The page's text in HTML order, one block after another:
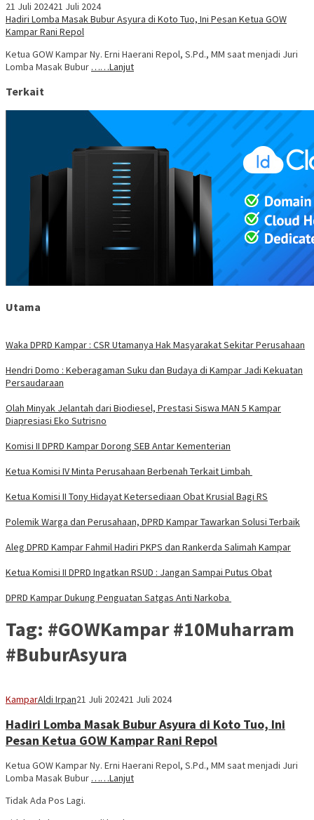
21 Juli 202421 Juli 2024
Hadiri Lomba Masak Bubur Asyura di Koto Tuo, Ini Pesan Ketua GOW
Kampar Rani Repol
Ketua GOW Kampar Ny. Erni Haerani Repol, S.Pd., MM saat menjadi Juri
Lomba Masak Bubur ……Lanjut
Terkait
Utama
Waka DPRD Kampar : CSR Utamanya Hak Masyarakat Sekitar Perusahaan
Hendri Domo : Keberagaman Suku dan Budaya di Kampar Jadi Kekuatan
Persaudaraan
Olah Minyak Jelantah dari Biodiesel, Prestasi Siswa MAN 5 Kampar
Diapresiasi Eko Sutrisno
Komisi II DPRD Kampar Dorong SEB Antar Kementerian
Ketua Komisi IV Minta Perusahaan Berbenah Terkait Limbah
Ketua Komisi II Tony Hidayat Ketersediaan Obat Krusial Bagi RS
Polemik Warga dan Perusahaan, DPRD Kampar Tawarkan Solusi Terbaik
Aleg DPRD Kampar Fahmil Hadiri PKPS dan Rankerda Salimah Kampar
Ketua Komisi II DPRD Ingatkan RSUD : Jangan Sampai Putus Obat
DPRD Kampar Dukung Penguatan Satgas Anti Narkoba
Tag: #GOWKampar #10Muharram
#BuburAsyura
KamparAldi Irpan21 Juli 202421 Juli 2024
Hadiri Lomba Masak Bubur Asyura di Koto Tuo, Ini
Pesan Ketua GOW Kampar Rani Repol
Ketua GOW Kampar Ny. Erni Haerani Repol, S.Pd., MM saat menjadi Juri
Lomba Masak Bubur ……Lanjut
Tidak Ada Pos Lagi.